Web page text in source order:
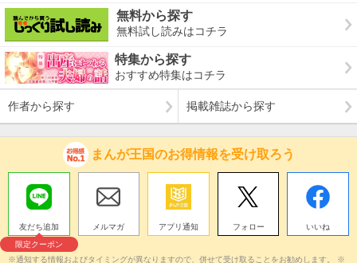
無料から探す
無料試し読みはコチラ
特集から探す
おすすめ特集はコチラ
作者から探す 掲載雑誌から探す
まんが王国のお得情報を受け取ろう
友だち追加
限定クーポン
メルマガ アプリ通知 フォロー いいね
※通知する情報およびタイミングが異なりますので、併せて受け取ることをお勧めします。 ※